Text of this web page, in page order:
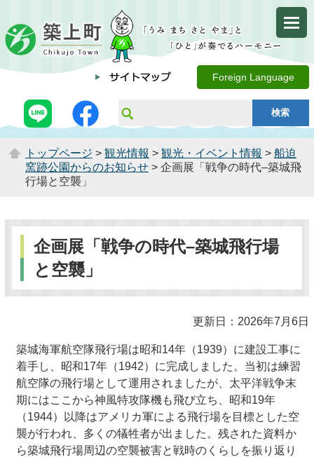
Foreign Language
トップページ > 観光情報 > 観光・イベント情報 > 船迫
窯跡公園からのお知らせ > 企画展「戦争の時代–築城飛
行場と空襲」
企画展「戦争の時代–築城飛行場
と空襲」
更新日：2026年7月6日
築城海軍航空隊飛行場は昭和14年（1939）に建設工事に
着手し、昭和17年（1942）に完成しました。当初は練習
航空隊の飛行場として運用されましたが、太平洋戦争末
期にはここから神風特攻隊機も飛び立ち、昭和19年
（1944）以降はアメリカ軍による飛行場を目標とした空
襲が行われ、多くの犠牲者が出ました。残された資料か
ら築城飛行場周辺の空襲被害と戦時のくらしを振り返り